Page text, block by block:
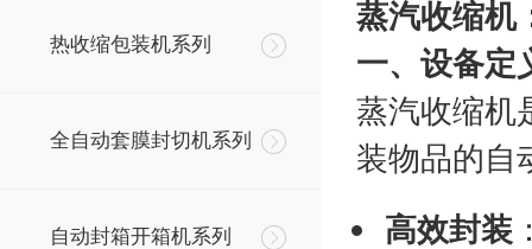
热收缩包装机系列
全自动套膜封切机系列
自动封箱开箱机系列
蒸汽收缩机
一、设备定
蒸汽收缩机
装物品的自
高效封装